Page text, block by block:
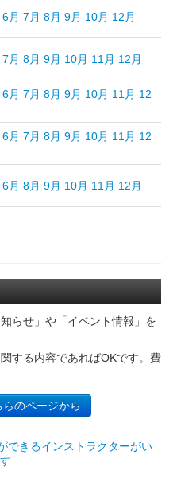
6月 7月 8月 9月 10月 12月
7月 8月 9月 10月 11月 12月
6月 7月 8月 9月 10月 11月 12
6月 7月 8月 9月 10月 11月 12
6月 8月 9月 10月 11月 12月
らせ」や「イベント情報」を
する内容であればOKです。費
のページから